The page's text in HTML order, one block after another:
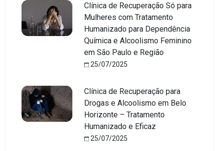
Clínica de Recuperação Só para
Mulheres com Tratamento
Humanizado para Dependência
Química e Alcoolismo Feminino
em São Paulo e Região
25/07/2025
Clínica de Recuperação para
Drogas e Alcoolismo em Belo
Horizonte – Tratamento
Humanizado e Eficaz
25/07/2025